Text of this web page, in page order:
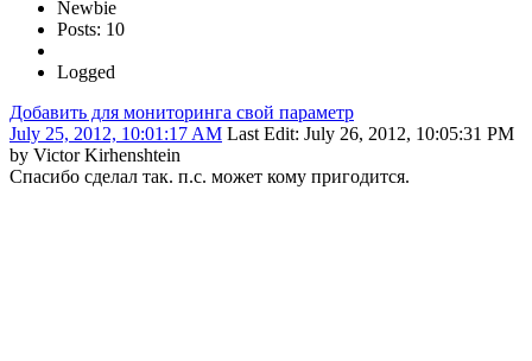
Newbie
Posts: 10
Logged
Добавить для мониторинга свой параметр
July 25, 2012, 10:01:17 AM Last Edit: July 26, 2012, 10:05:31 PM
by Victor Kirhenshtein
Спасибо сделал так. п.с. может кому пригодится.